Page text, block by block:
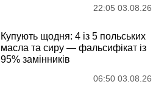
22:05 03.08.26
Купують щодня: 4 із 5 польських
масла та сиру — фальсифікат із
95% замінників
06:50 03.08.26